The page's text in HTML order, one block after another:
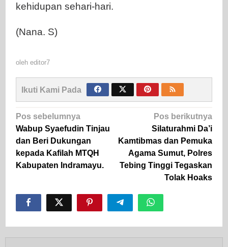
kehidupan sehari-hari.
(Nana. S)
oleh editor7
Ikuti Kami Pada
Navigasi
pos
Pos sebelumnya
Wabup Syaefudin Tinjau
dan Beri Dukungan
kepada Kafilah MTQH
Kabupaten Indramayu.
Pos berikutnya
Silaturahmi Da’i
Kamtibmas dan Pemuka
Agama Sumut, Polres
Tebing Tinggi Tegaskan
Tolak Hoaks